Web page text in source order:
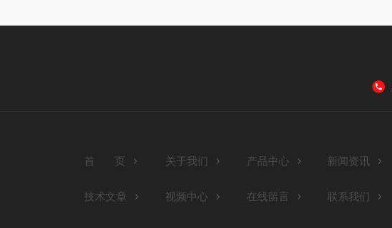
首 页 关于我们 产品中心 新闻资讯
技术文章 视频中心 在线留言 联系我们